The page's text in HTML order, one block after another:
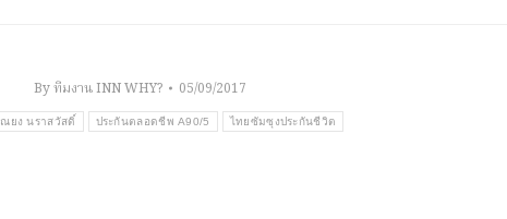
Byทีมงาน INN WHY?
05/09/2017
ณยง นราสวัสดิ์ ประกันตลอดชีพ A90/5 ไทยซัมซุงประกันชีวิต